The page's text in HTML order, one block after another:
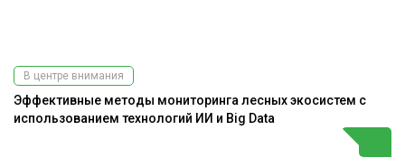
В центре внимания
Эффективные методы мониторинга лесных экосистем с
использованием технологий ИИ и Big Data